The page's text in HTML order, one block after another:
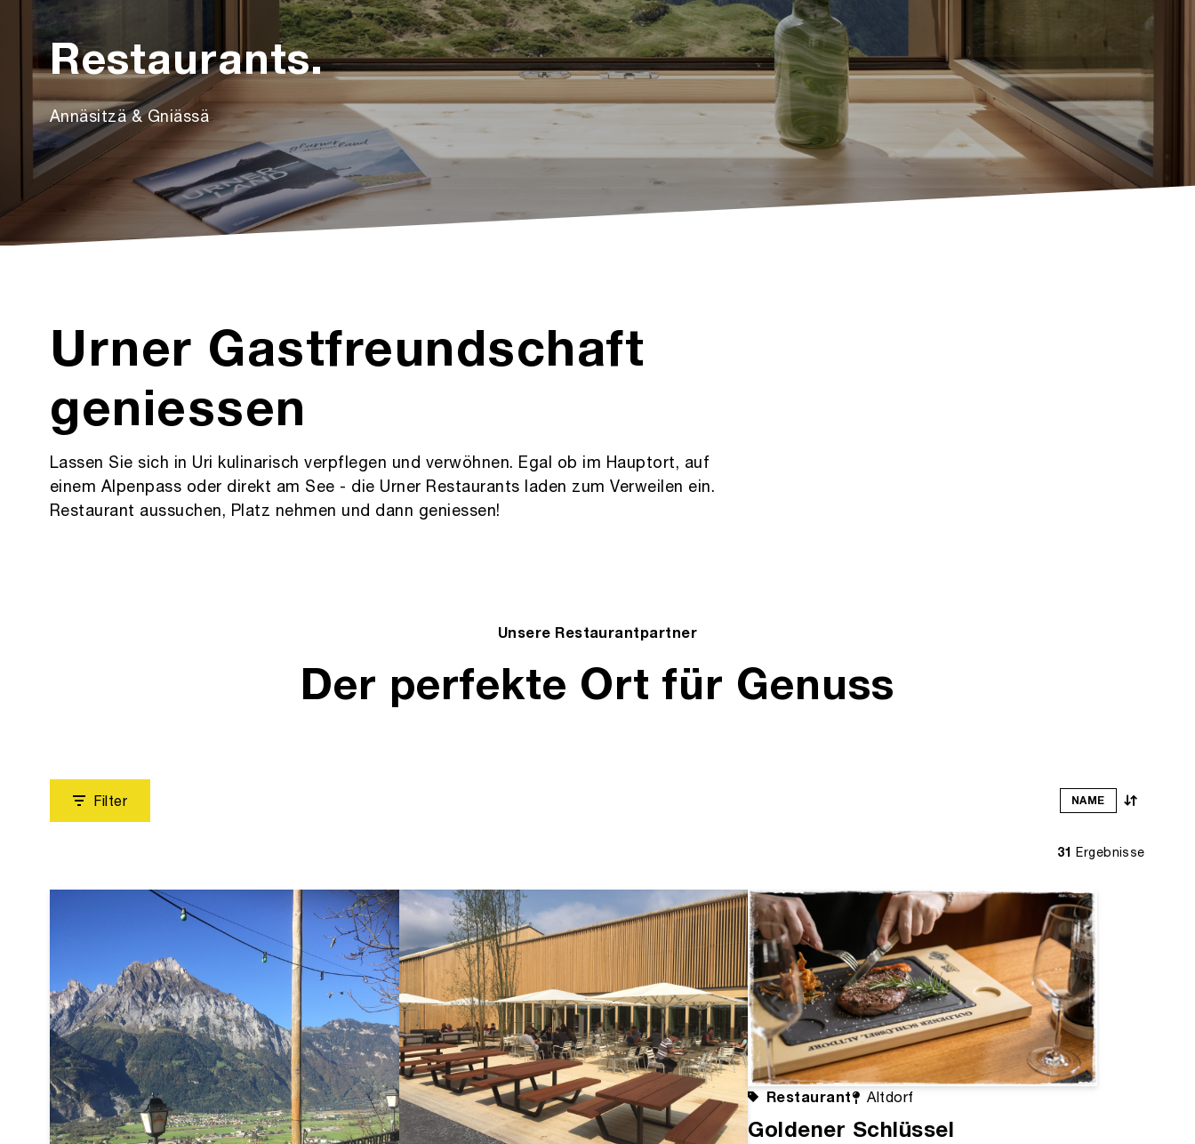
Restaurants.
Annäsitzä & Gniässä
Urner Gastfreundschaft
geniessen
Lassen Sie sich in Uri kulinarisch verpflegen und verwöhnen. Egal ob im Hauptort, auf
einem Alpenpass oder direkt am See - die Urner Restaurants laden zum Verweilen ein.
Restaurant aussuchen, Platz nehmen und dann geniessen!
Unsere Restaurantpartner
Der perfekte Ort für Genuss
Filter NAME
31 Ergebnisse
Restaurant Altdorf
Goldener Schlüssel